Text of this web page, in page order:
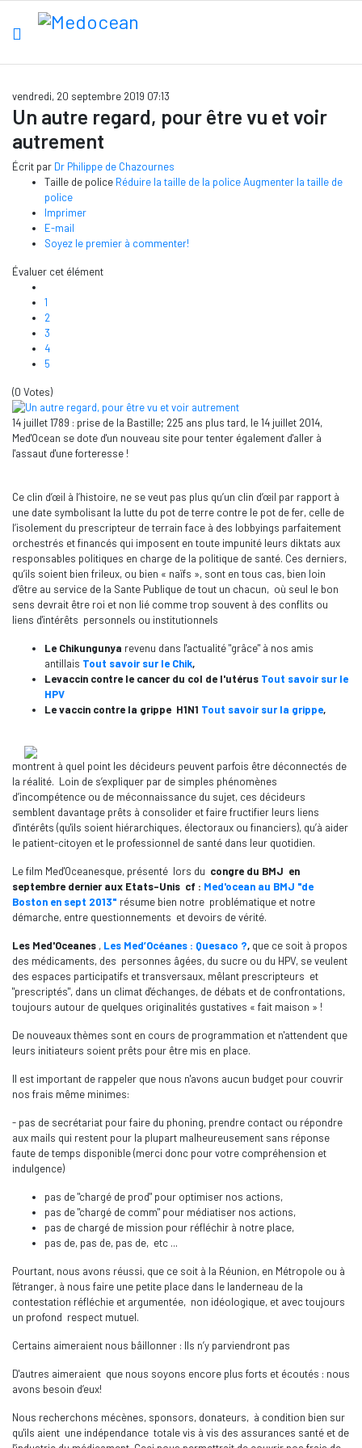
vendredi, 20 septembre 2019 07:13
Un autre regard, pour être vu et voir
autrement
Écrit par Dr Philippe de Chazournes
Taille de police Réduire la taille de la policeAugmenter la taille de
police
Imprimer
E-mail
Soyez le premier à commenter!
Évaluer cet élément
1
2
3
4
5
(0 Votes)
14 juillet 1789 : prise de la Bastille; 225 ans plus tard, le 14 juillet 2014,
Med'Ocean se dote d'un nouveau site pour tenter également d'aller à
l'assaut d'une forteresse !
Ce clin d’œil à l’histoire, ne se veut pas plus qu’un clin d’œil par rapport à
une date symbolisant la lutte du pot de terre contre le pot de fer, celle de
l’isolement du prescripteur de terrain face à des lobbyings parfaitement
orchestrés et financés qui imposent en toute impunité leurs diktats aux
responsables politiques en charge de la politique de santé. Ces derniers,
qu’ils soient bien frileux, ou bien « naïfs », sont en tous cas, bien loin
d’être au service de la Sante Publique de tout un chacun, où seul le bon
sens devrait être roi et non lié comme trop souvent à des conflits ou
liens d'intérêts personnels ou institutionnels
Le Chikungunya revenu dans l'actualité "grâce" à nos amis
antillais Tout savoir sur le Chik,
Levaccin contre le cancer du col de l'utérus Tout savoir sur le
HPV
Le vaccin contre la grippe H1N1 Tout savoir sur la grippe,
montrent à quel point les décideurs peuvent parfois être déconnectés de
la réalité. Loin de s’expliquer par de simples phénomènes
d’incompétence ou de méconnaissance du sujet, ces décideurs
semblent davantage prêts à consolider et faire fructifier leurs liens
d'intérêts (qu'ils soient hiérarchiques, électoraux ou financiers), qu’à aider
le patient-citoyen et le professionnel de santé dans leur quotidien.
Le film Med'Oceanesque, présenté lors du congre du BMJ en
septembre dernier aux Etats-Unis cf : Med'ocean au BMJ "de
Boston en sept 2013" résume bien notre problématique et notre
démarche, entre questionnements et devoirs de vérité.
Les Med'Oceanes , Les Med’Océanes : Quesaco ?, que ce soit à propos
des médicaments, des personnes âgées, du sucre ou du HPV, se veulent
des espaces participatifs et transversaux, mêlant prescripteurs et
"prescriptés", dans un climat d'échanges, de débats et de confrontations,
toujours autour de quelques originalités gustatives « fait maison » !
De nouveaux thèmes sont en cours de programmation et n'attendent que
leurs initiateurs soient prêts pour être mis en place.
Il est important de rappeler que nous n'avons aucun budget pour couvrir
nos frais même minimes:
- pas de secrétariat pour faire du phoning, prendre contact ou répondre
aux mails qui restent pour la plupart malheureusement sans réponse
faute de temps disponible (merci donc pour votre compréhension et
indulgence)
pas de "chargé de prod" pour optimiser nos actions,
pas de "chargé de comm" pour médiatiser nos actions,
pas de chargé de mission pour réfléchir à notre place,
pas de, pas de, pas de, etc ...
Pourtant, nous avons réussi, que ce soit à la Réunion, en Métropole ou à
l'étranger, à nous faire une petite place dans le landerneau de la
contestation réfléchie et argumentée, non idéologique, et avec toujours
un profond respect mutuel.
Certains aimeraient nous bâillonner : Ils n’y parviendront pas
D'autres aimeraient que nous soyons encore plus forts et écoutés : nous
avons besoin d’eux!
Nous recherchons mécènes, sponsors, donateurs, à condition bien sur
qu'ils aient une indépendance totale vis à vis des assurances santé et de